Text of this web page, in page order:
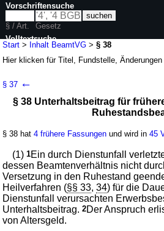
Start > Inhalt BeamtVG >§ 38
Hier klicken fürTitel, Fundstelle, Änderungen
Artikel 11G. v. 27.02.2025BGBl. 2025 I Nr.
Geltung ab 01.01.1977; FNA: 2030-25
Abschnitt 5 Unfallfürsorge
§ 37 ←
§ 38 Unterhaltsbeitrag für
§ 38 hat4 frühere Fassungen und wird in45
(1)1Ein durch Dienstunfall
dessen Beamtenverhältnis nicht
Versetzung in den Ruhestand
Heilverfahren (§§ 33,34) für die
Dienstunfall verursachten
Unterhaltsbeitrag.2Der Anspruch
von Altersgeld.
Vorschriftensuche
§ / Art.
Gesetz
Volltextsuche
nur in BeamtVG